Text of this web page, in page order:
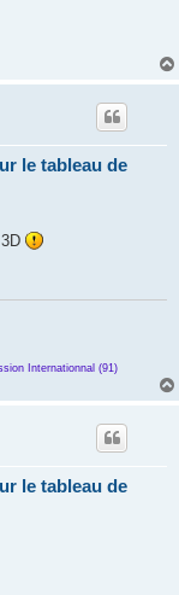
le tableau de
Internationnal (91)
le tableau de